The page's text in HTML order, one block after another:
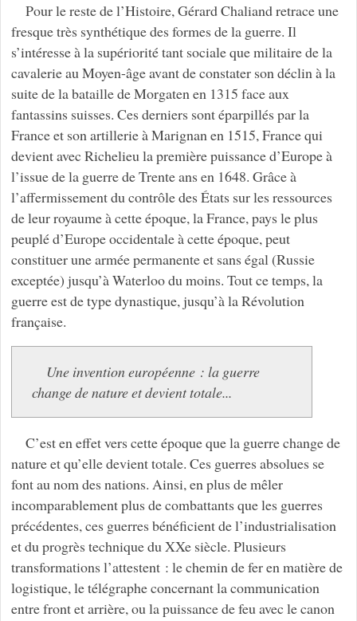
Pour le reste de l’Histoire, Gérard Chaliand retrace une
fresque très synthétique des formes de la guerre. Il
s’intéresse à la supériorité tant sociale que militaire de la
cavalerie au Moyen-âge avant de constater son déclin à la
suite de la bataille de Morgaten en 1315 face aux
fantassins suisses. Ces derniers sont éparpillés par la
France et son artillerie à Marignan en 1515, France qui
devient avec Richelieu la première puissance d’Europe à
l’issue de la guerre de Trente ans en 1648. Grâce à
l’affermissement du contrôle des États sur les ressources
de leur royaume à cette époque, la France, pays le plus
peuplé d’Europe occidentale à cette époque, peut
constituer une armée permanente et sans égal (Russie
exceptée) jusqu’à Waterloo du moins. Tout ce temps, la
guerre est de type dynastique, jusqu’à la Révolution
française.
Une invention européenne : la guerre
change de nature et devient totale...
C’est en effet vers cette époque que la guerre change de
nature et qu’elle devient totale. Ces guerres absolues se
font au nom des nations. Ainsi, en plus de mêler
incomparablement plus de combattants que les guerres
précédentes, ces guerres bénéficient de l’industrialisation
et du progrès technique du XXe siècle. Plusieurs
transformations l’attestent : le chemin de fer en matière de
logistique, le télégraphe concernant la communication
entre front et arrière, ou la puissance de feu avec le canon